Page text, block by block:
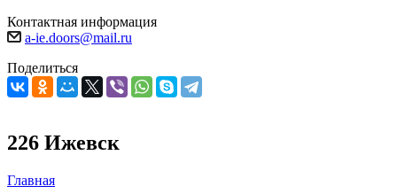
Контактная информация
a-ie.doors@mail.ru
Поделиться
226 Ижевск
Главная